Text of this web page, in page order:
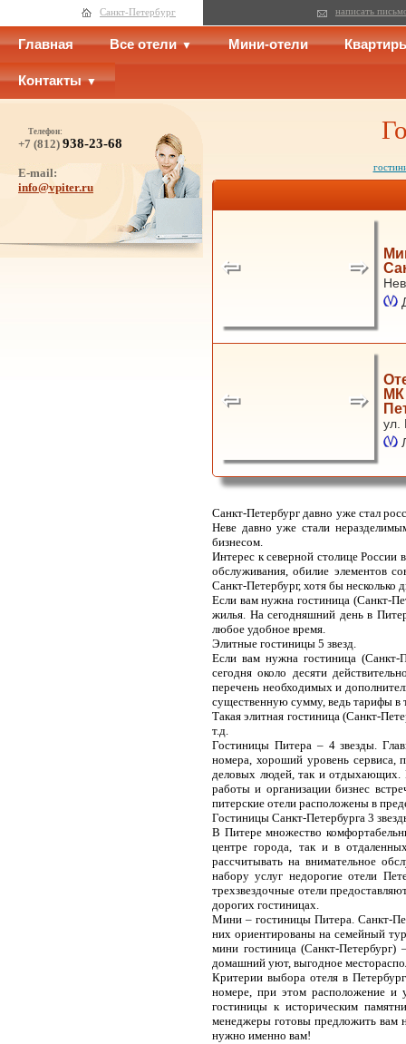
Санкт-Петербург написать
Главная Все отели Мини-отели
Контакты
Телефон:
+7 (812) 938-23-68
E-mail:
info@vpiter.ru
МК
ул.
Санкт-Петербург давно уже стал
Неве давно уже стали
бизнесом.
Интерес к северной столице России
обслуживания, обилие элементов
Санкт-Петербург, хотя бы
Если вам нужна гостиница (Санкт-
жилья. На сегодняшний день в
любое удобное время.
Элитные гостиницы 5 звезд.
Если вам нужна гостиница (Санкт-
сегодня около десяти
перечень необходимых и
существенную сумму, ведь тарифы в
Такая элитная гостиница (Санкт-
т.д.
Гостиницы Питера – 4 звезды.
номера, хороший уровень сервиса,
деловых людей, так и отдыхающих.
работы и организации бизнес
питерские отели расположены в
Гостиницы Санкт-Петербурга 3
В Питере множество
центре города, так и в
рассчитывать на внимательное
набору услуг недорогие отели
трехзвездочные отели
дорогих гостиницах.
Мини – гостиницы Питера. Санкт-
них ориентированы на семейный
мини гостиница (Санкт-Петербург)
домашний уют, выгодное
Критерии выбора отеля в
номере, при этом расположение и
гостиницы к историческим
менеджеры готовы предложить вам
нужно именно вам!